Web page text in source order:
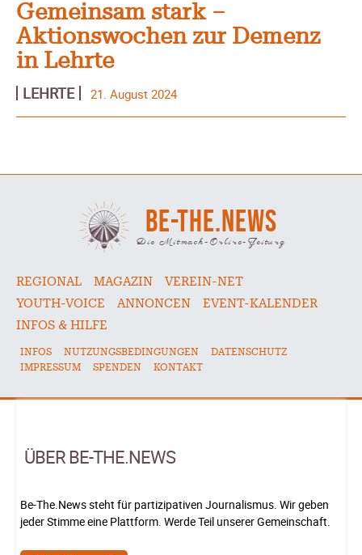
Gemeinsam stark –
Aktionswochen zur Demenz
in Lehrte
LEHRTE 21. August 2024
BE-THE.NEWS
Die Mitmach-Online-Zeitung
REGIONAL MAGAZIN
VEREIN-NET
YOUTH-VOICE
ANNONCEN
EVENT-KALENDER
INFOS & HILFE
INFOS NUTZUNGSBEDINGUNGEN
DATENSCHUTZ
IMPRESSUM
SPENDEN KONTAKT
ÜBER BE-THE.NEWS
Be-The.News steht für partizipativen Journalismus. Wir geben
jeder Stimme eine Plattform. Werde Teil unserer Gemeinschaft.